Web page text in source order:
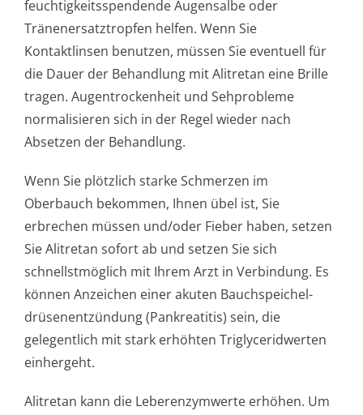
feuchtigkeitsspen­dende Augensalbe oder
Tränenersatztropfen helfen. Wenn Sie
Kontaktlinsen benutzen, müssen Sie eventuell für
die Dauer der Behandlung mit Alitretan eine Brille
tragen. Augentrockenheit und Sehprobleme
normalisieren sich in der Regel wieder nach
Absetzen der Behandlung.
Wenn Sie plötzlich starke Schmerzen im
Oberbauch bekommen, Ihnen übel ist, Sie
erbrechen müssen und/oder Fieber haben, setzen
Sie Alitretan sofort ab und setzen Sie sich
schnellstmöglich mit Ihrem Arzt in Verbindung. Es
können Anzeichen einer akuten Bauchspeichel­
drüsenentzündung (Pankreatitis) sein, die
gelegentlich mit stark erhöhten Triglyceridwerten
einhergeht.
Alitretan kann die Leberenzymwerte erhöhen. Um